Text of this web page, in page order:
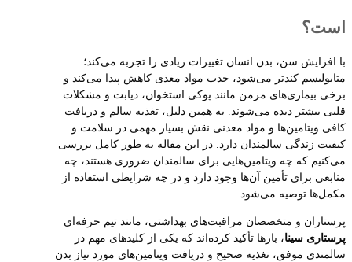
است؟
با افزایش سن، بدن انسان تغییرات زیادی را تجربه می‌کند؛
متابولیسم کندتر می‌شود، جذب مواد مغذی کاهش پیدا می‌کند و
برخی بیماری‌های مزمن مانند پوکی استخوان، دیابت و مشکلات
قلبی بیشتر دیده می‌شوند. به همین دلیل، تغذیه سالم و دریافت
کافی ویتامین‌ها و مواد معدنی نقش بسیار مهمی در سلامت و
کیفیت زندگی سالمندان دارد. در این مقاله به طور کامل بررسی
می‌کنیم که چه ویتامین‌هایی برای سالمندان ضروری هستند، چه
منابعی برای تأمین آن‌ها وجود دارد و در چه شرایطی استفاده از
مکمل‌ها توصیه می‌شود.
پرستاران و متخصصان مراقبت‌های بهداشتی، مانند تیم حرفه‌ای
پرستاری سینا، بارها تأکید کرده‌اند که یکی از کلیدهای مهم در
سالمندی موفق، تغذیه صحیح و دریافت ویتامین‌های مورد نیاز بدن